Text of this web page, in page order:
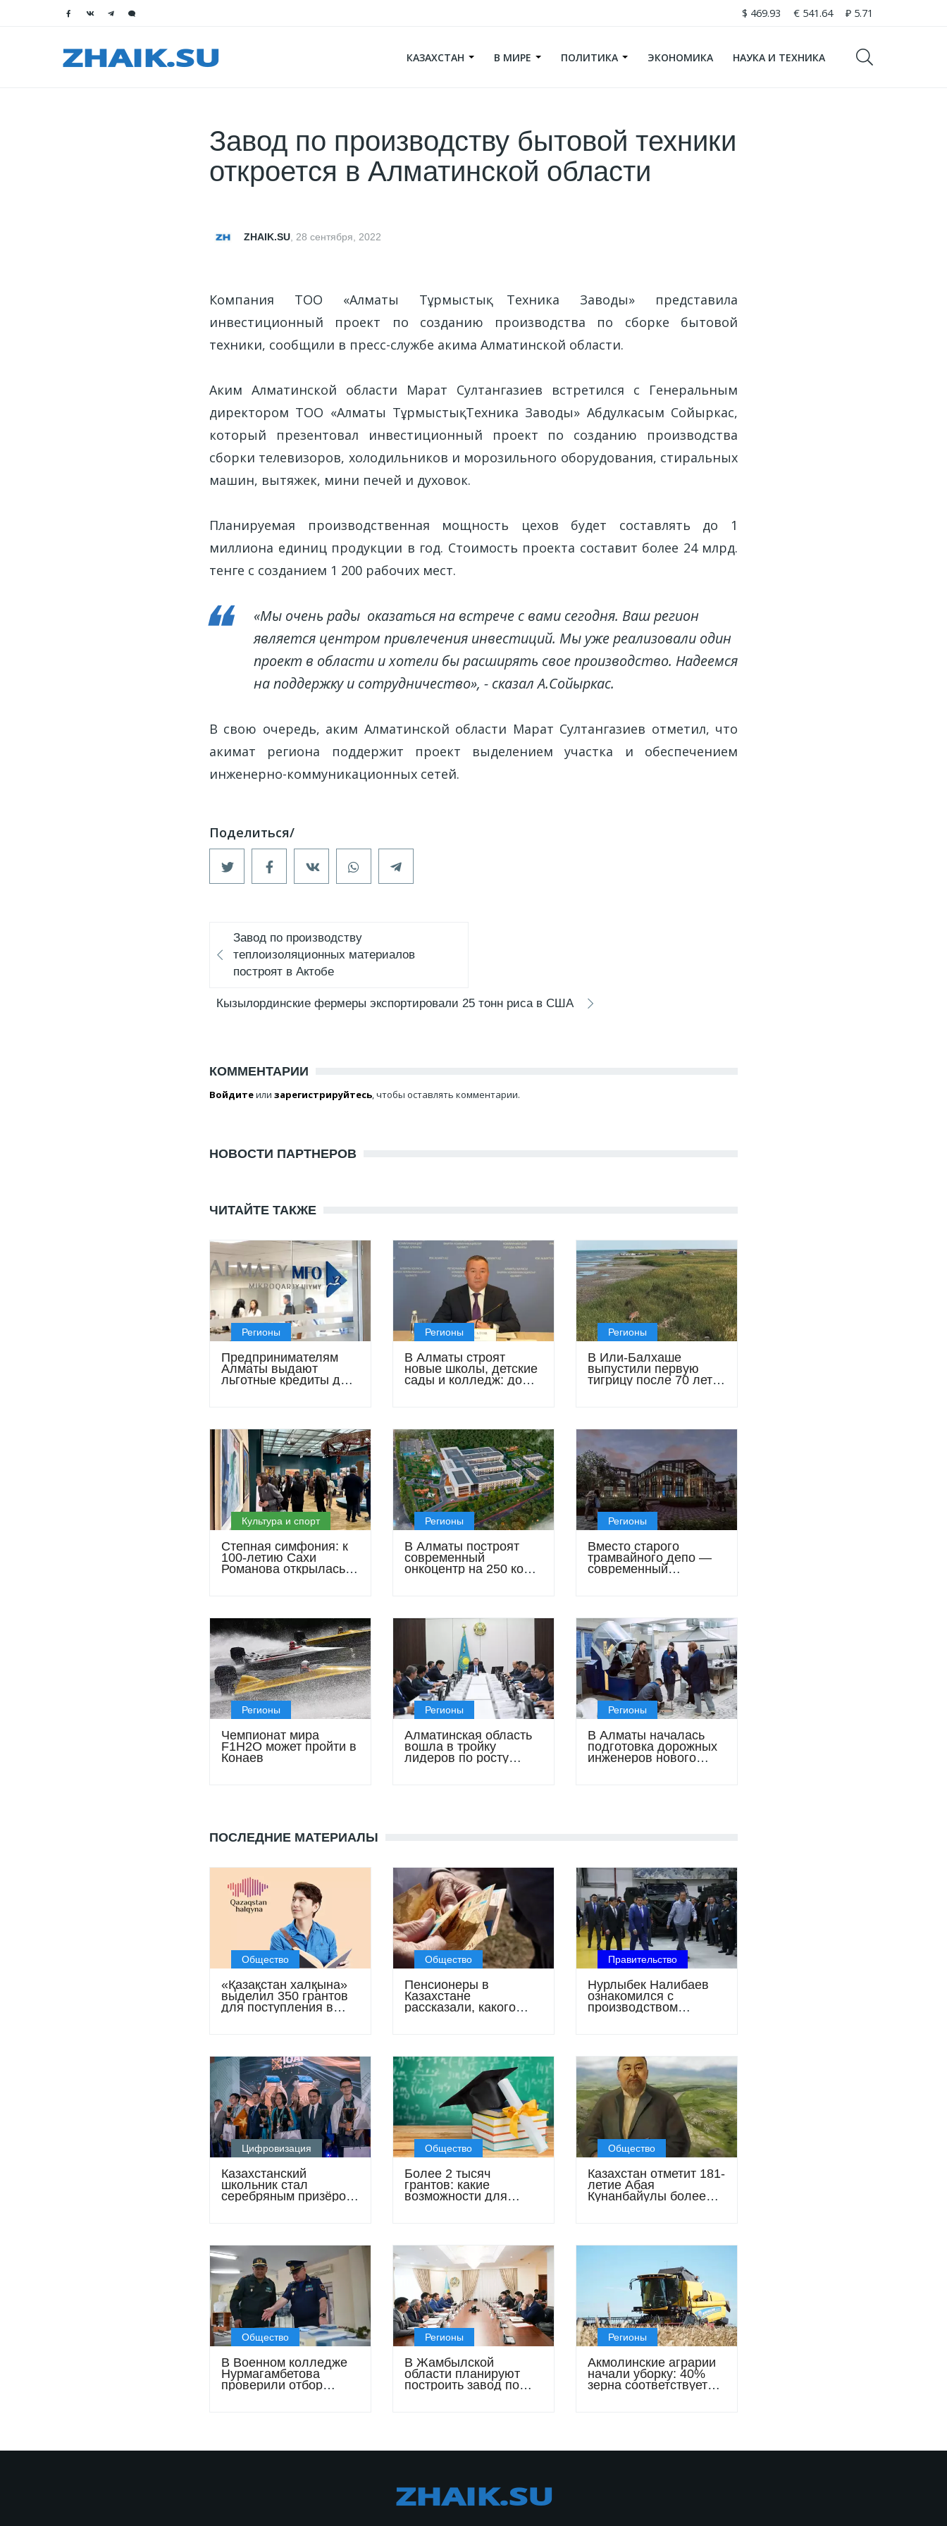
$ 469.93 € 541.64 ₽ 5.71
КАЗАХСТАН В МИРЕ ПОЛИТИКА ЭКОНОМИКА НАУКА И ТЕХНИКА
Завод по производству бытовой техники
откроется в Алматинской области
ZHAIK.SU, 28 сентября, 2022
Компания ТОО «Алматы Тұрмыстық Техника Заводы» представила
инвестиционный проект по созданию производства по сборке бытовой
техники, сообщили в пресс-службе акима Алматинской области.
Аким Алматинской области Марат Султангазиев встретился с Генеральным
директором ТОО «Алматы Тұрмыстық Техника Заводы» Абдулкасым Сойыркас,
который презентовал инвестиционный проект по созданию производства
сборки телевизоров, холодильников и морозильного оборудования, стиральных
машин, вытяжек, мини печей и духовок.
Планируемая производственная мощность цехов будет составлять до 1
миллиона единиц продукции в год. Стоимость проекта составит более 24 млрд.
тенге с созданием 1 200 рабочих мест.
«Мы очень рады оказаться на встрече с вами сегодня. Ваш регион
является центром привлечения инвестиций. Мы уже реализовали один
проект в области и хотели бы расширять свое производство. Надеемся
на поддержку и сотрудничество», - сказал А.Сойыркас.
В свою очередь, аким Алматинской области Марат Султангазиев отметил, что
акимат региона поддержит проект выделением участка и обеспечением
инженерно-коммуникационных сетей.
Завод по производству
теплоизоляционных материалов
построят в Актобе
Кызылординские фермеры экспортировали 25 тонн риса в США
КОММЕНТАРИИ
Войдитеили зарегистрируйтесь, чтобы оставлять комментарии.
НОВОСТИ ПАРТНЕРОВ
ЧИТАЙТЕ ТАКЖЕ
Регионы
Предпринимателям
Алматы выдают
льготные кредиты до
Регионы
В Алматы строят
новые школы, детские
сады и колледж: до
Регионы
В Или-Балхаше
выпустили первую
тигрицу после 70 лет
Культура и спорт
Степная симфония: к
100-летию Сахи
Романова открылась
Регионы
В Алматы построят
современный
онкоцентр на 250 коек:
Регионы
Вместо старого
трамвайного депо —
современный
Регионы
Чемпионат мира
F1H2O может пройти в
Конаев
Регионы
Алматинская область
вошла в тройку
лидеров по росту
Регионы
В Алматы началась
подготовка дорожных
инженеров нового
ПОСЛЕДНИЕ МАТЕРИАЛЫ
Общество
«Қазақстан халқына»
выделил 350 грантов
для поступления в
Общество
Пенсионеры в
Казахстане
рассказали, какого
Правительство
Нурлыбек Налибаев
ознакомился с
производством
Цифровизация
Казахстанский
школьник стал
серебряным призёром
Общество
Более 2 тысяч
грантов: какие
возможности для
Общество
Казахстан отметит 181-
летие Абая
Кунанбайулы более
Общество
В Военном колледже
Нурмагамбетова
проверили отбор
Регионы
В Жамбылской
области планируют
построить завод по
Регионы
Акмолинские аграрии
начали уборку: 40%
зерна соответствует